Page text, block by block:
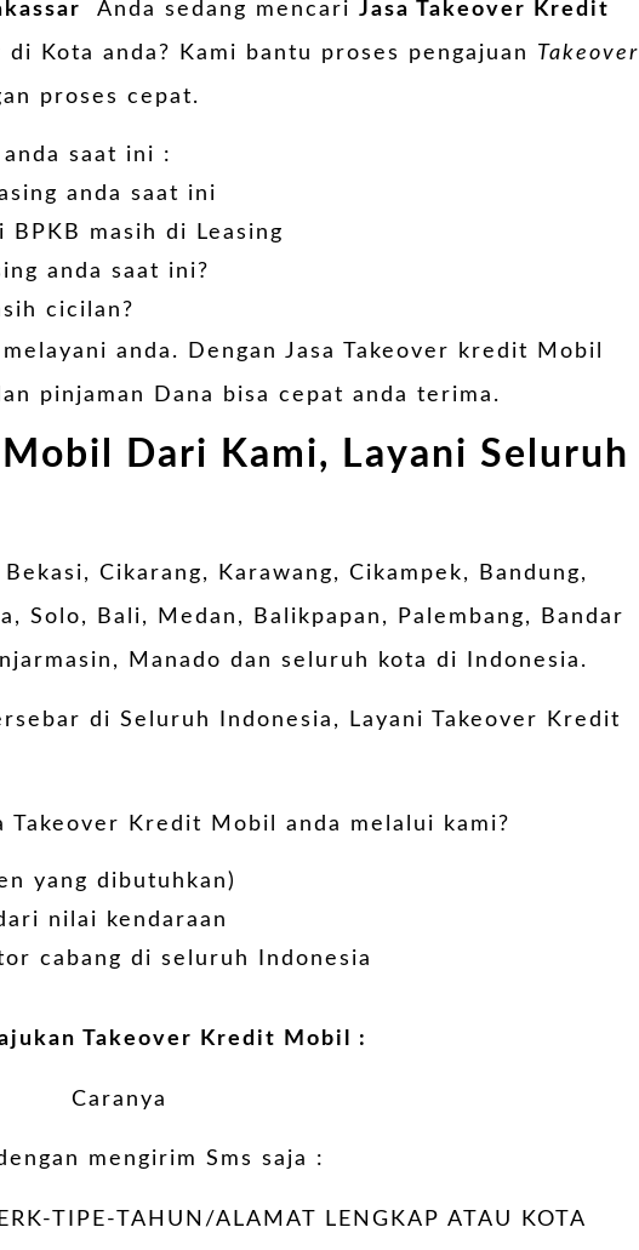
Anda sedang mencari Jasa Takeover Kredit
Kota anda? Kami bantu proses pengajuan
Takeover
proses cepat.
saat ini :
anda saat ini
BPKB masih di Leasing
anda saat ini?
cicilan?
anda. Dengan Jasa Takeover kredit Mobil
pinjaman Dana bisa cepat anda terima.
Dari Kami, Layani Seluruh
Cikarang, Karawang, Cikampek, Bandung,
Solo, Bali, Medan, Balikpapan, Palembang, Bandar
Manado dan seluruh kota di Indonesia.
di Seluruh Indonesia, Layani Takeover Kredit
Takeover Kredit Mobil anda melalui kami?
yang dibutuhkan)
nilai kendaraan
cabang di seluruh Indonesia
Takeover Kredit Mobil :
Caranya
mengirim Sms saja :
TIPE-TAHUN/ALAMAT LENGKAP ATAU KOTA